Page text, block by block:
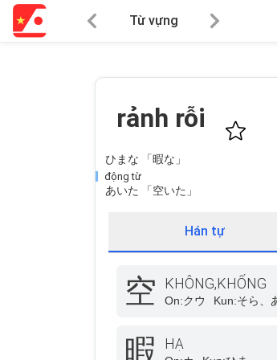
Từ vựng
rảnh rỗi
ひまな 「暇な」
động từ
あいた 「空いた」
Hán tự
空 KHÔNG,KHỐNG
On:クウ Kun:そら、
暇 HẠ